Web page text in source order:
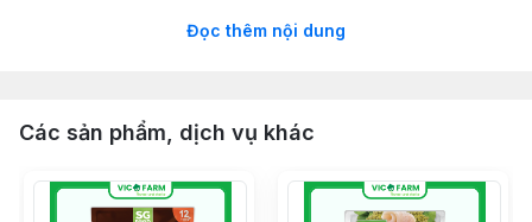
Thoa đều lên toàn thân, massage nhẹ nhàng với nước
để tạo bọt
Tắm sạch lại với nước
Đọc thêm nội dung
Các sản phẩm, dịch vụ khác